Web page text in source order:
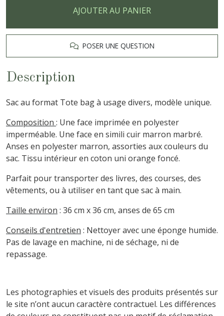
AJOUTER AU PANIER
POSER UNE QUESTION
Description
Sac au format Tote bag à usage divers, modèle unique.
Composition : Une face imprimée en polyester
imperméable. Une face en simili cuir marron marbré.
Anses en polyester marron, assorties aux couleurs du
sac. Tissu intérieur en coton uni orange foncé.
Parfait pour transporter des livres, des courses, des
vêtements, ou à utiliser en tant que sac à main.
Taille environ : 36 cm x 36 cm, anses de 65 cm
Conseils d'entretien : Nettoyer avec une éponge humide.
Pas de lavage en machine, ni de séchage, ni de
repassage.
Les photographies et visuels des produits présentés sur
le site n’ont aucun caractère contractuel. Les différences